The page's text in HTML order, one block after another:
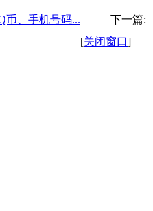
币、手机号码... 下一篇:
[关闭窗口]